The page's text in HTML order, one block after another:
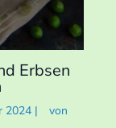
Erbsen
2024 |
von